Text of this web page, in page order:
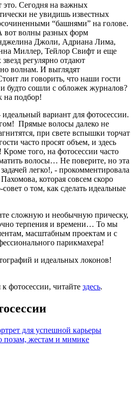
это. Сегодня на важных
не увидишь известных
“башнями” на голове.
вот волны разных форм
Джоли, Адриана Лима,
Миллер, Тейлор Свифт и еще
регулярно отдают
волнам. И выглядят
ли говорить, что наши гости
будто сошли с обложек журналов?
на подбор!
вариант для фотосессии.
Прямые волосы далеко не
при свете вспышки торчат
часто просят объем, и здесь
того, на фотосессии часто
волосы… Не поверите, но эта
легко!, - прокомментировала
которая совсем скоро
о том, как сделать идеальные
сложную и необычную прическу,
терпения и времени… То мы
масштабным проектам и с
парикмахера!
и идеальных локонов!
фотосессии, читайте здесь.
для успешной карьеры
позам, жестам и мимике